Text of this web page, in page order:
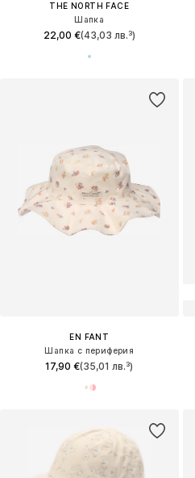
THE NORTH FACE
Шапка
22,00 €(43,03 лв.³)
EN FANT
Шапка с периферия
17,90 €(35,01 лв.³)